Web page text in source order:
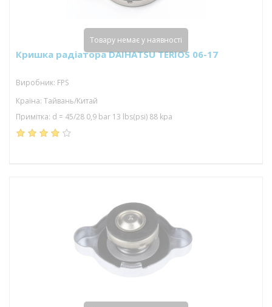
Кришка радіатора DAIHATSU TERIOS 06-17
Виробник: FPS
Країна: Тайвань/Китай
Примітка: d = 45/28 0,9 bar 13 lbs(psi) 88 kpa
Товару немає у наявності